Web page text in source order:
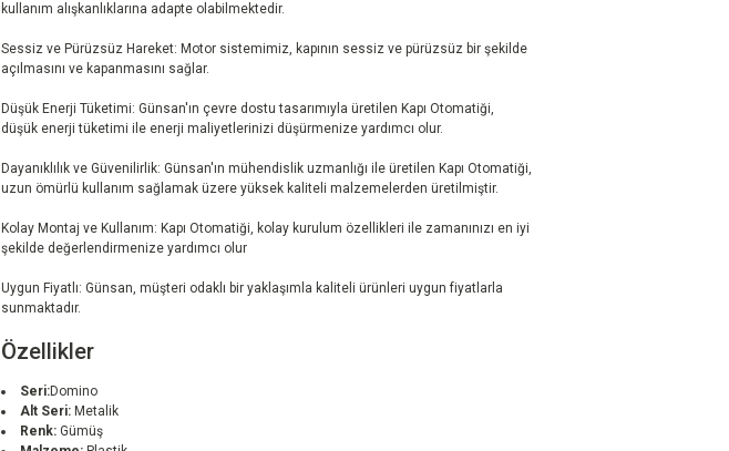
kullanım alışkanlıklarına adapte olabilmektedir.
Sessiz ve Pürüzsüz Hareket: Motor sistemimiz, kapının sessiz ve pürüzsüz bir şekilde
açılmasını ve kapanmasını sağlar.
Düşük Enerji Tüketimi: Günsan'ın çevre dostu tasarımıyla üretilen Kapı Otomatiği,
düşük enerji tüketimi ile enerji maliyetlerinizi düşürmenize yardımcı olur.
Dayanıklılık ve Güvenilirlik: Günsan'ın mühendislik uzmanlığı ile üretilen Kapı Otomatiği,
uzun ömürlü kullanım sağlamak üzere yüksek kaliteli malzemelerden üretilmiştir.
Kolay Montaj ve Kullanım: Kapı Otomatiği, kolay kurulum özellikleri ile zamanınızı en iyi
şekilde değerlendirmenize yardımcı olur
Uygun Fiyatlı: Günsan, müşteri odaklı bir yaklaşımla kaliteli ürünleri uygun fiyatlarla
sunmaktadır.
Özellikler
Seri:Domino
Alt Seri: Metalik
Renk: Gümüş